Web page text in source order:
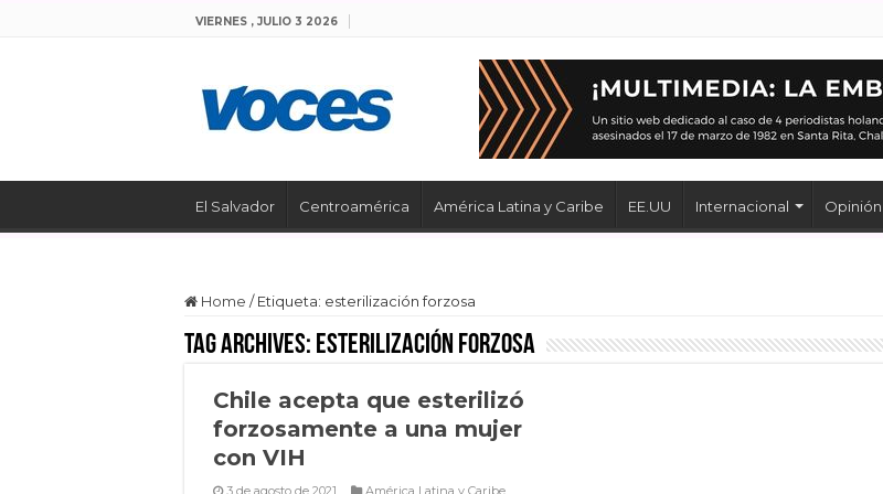
VIERNES , JULIO 3 2026
El Salvador Centroamérica América Latina y Caribe EE.UU Internacional Opinión
Home / Etiqueta: esterilización forzosa
Tag Archives: esterilización forzosa
Chile acepta que esterilizó
forzosamente a una mujer
con VIH
3 de agosto de 2021 América Latina y Caribe